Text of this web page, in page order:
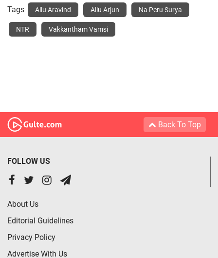
Tags Allu Aravind Allu Arjun Na Peru Surya
NTR Vakkantham Vamsi
Back To Top
FOLLOW US
About Us
Editorial Guidelines
Privacy Policy
Advertise With Us